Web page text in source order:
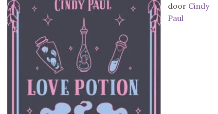
door Cindy
Paul